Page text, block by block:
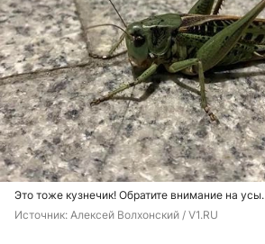
Это тоже кузнечик! Обратите внимание на усы.
Источник: Алексей Волхонский / V1.RU